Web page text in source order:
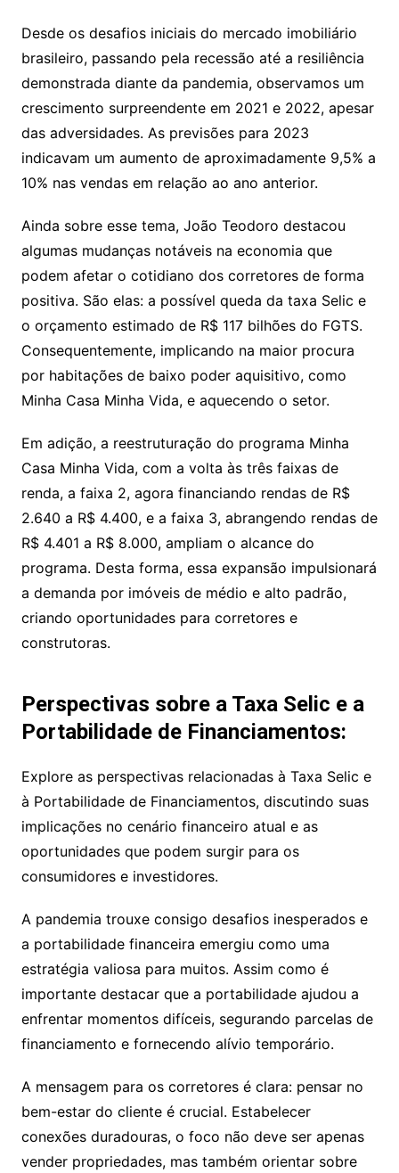
Desde os desafios iniciais do mercado imobiliário
brasileiro, passando pela recessão até a resiliência
demonstrada diante da pandemia, observamos um
crescimento surpreendente em 2021 e 2022, apesar
das adversidades. As previsões para 2023
indicavam um aumento de aproximadamente 9,5% a
10% nas vendas em relação ao ano anterior.
Ainda sobre esse tema, João Teodoro destacou
algumas mudanças notáveis na economia que
podem afetar o cotidiano dos corretores de forma
positiva. São elas: a possível queda da taxa Selic e
o orçamento estimado de R$ 117 bilhões do FGTS.
Consequentemente, implicando na maior procura
por habitações de baixo poder aquisitivo, como
Minha Casa Minha Vida, e aquecendo o setor.
Em adição, a reestruturação do programa Minha
Casa Minha Vida, com a volta às três faixas de
renda, a faixa 2, agora financiando rendas de R$
2.640 a R$ 4.400, e a faixa 3, abrangendo rendas de
R$ 4.401 a R$ 8.000, ampliam o alcance do
programa. Desta forma, essa expansão impulsionará
a demanda por imóveis de médio e alto padrão,
criando oportunidades para corretores e
construtoras.
Perspectivas sobre a Taxa Selic e a
Portabilidade de Financiamentos:
Explore as perspectivas relacionadas à Taxa Selic e
à Portabilidade de Financiamentos, discutindo suas
implicações no cenário financeiro atual e as
oportunidades que podem surgir para os
consumidores e investidores.
A pandemia trouxe consigo desafios inesperados e
a portabilidade financeira emergiu como uma
estratégia valiosa para muitos. Assim como é
importante destacar que a portabilidade ajudou a
enfrentar momentos difíceis, segurando parcelas de
financiamento e fornecendo alívio temporário.
A mensagem para os corretores é clara: pensar no
bem-estar do cliente é crucial. Estabelecer
conexões duradouras, o foco não deve ser apenas
vender propriedades, mas também orientar sobre